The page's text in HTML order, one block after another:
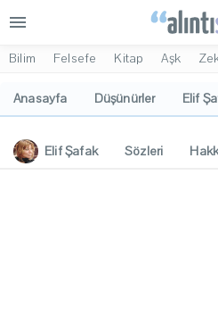
menu
Bilim Felsefe Kitap Aşk
Anasayfa Düşünürler Elif
Elif Şafak Sözleri